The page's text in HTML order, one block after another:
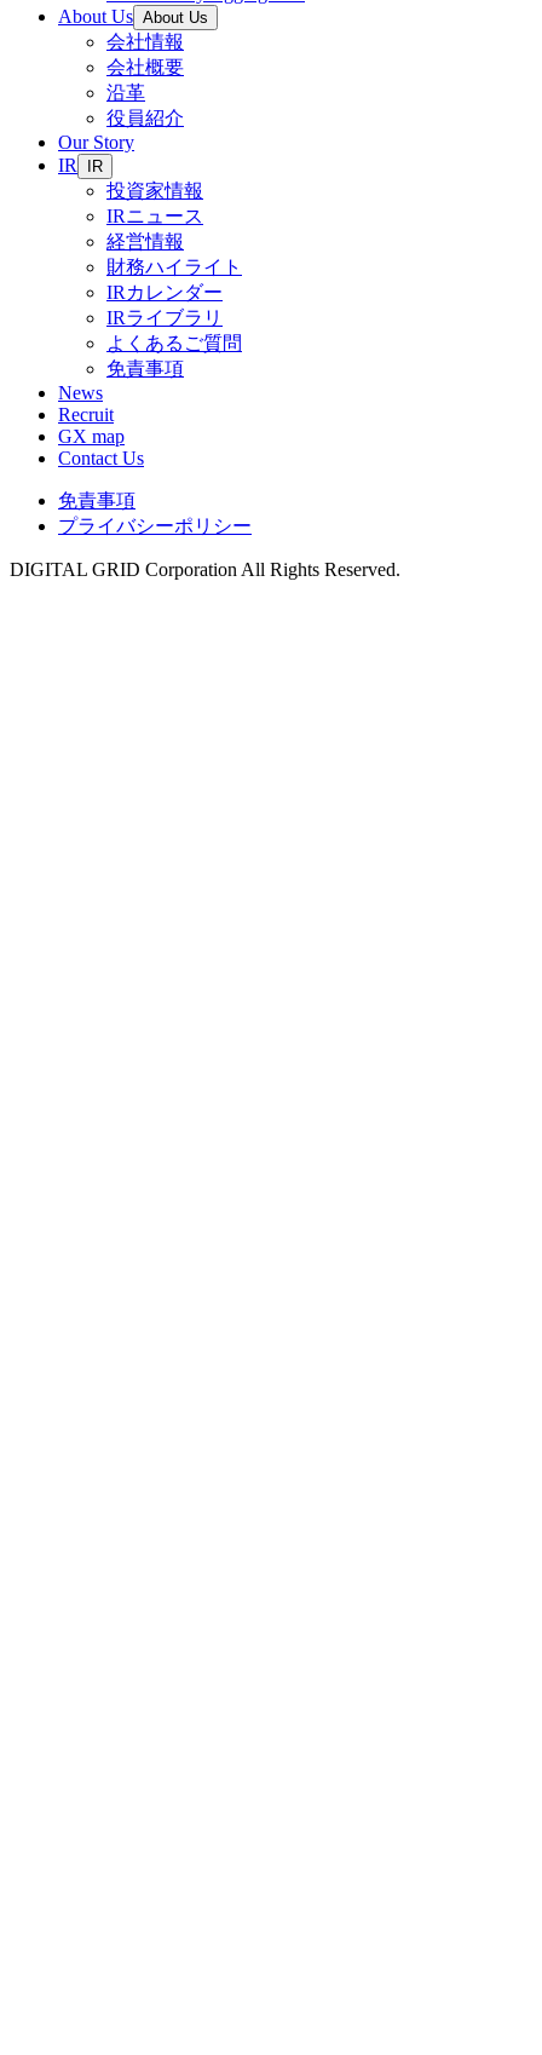
About Us About Us
会社情報
会社概要
沿革
役員紹介
Our Story
IR
IR
投資家情報
IRニュース
経営情報
財務ハイライト
IRカレンダー
IRライブラリ
よくあるご質問
免責事項
News
Recruit
GX map
Contact Us
免責事項
プライバシーポリシー
DIGITAL GRID Corporation All Rights Reserved.